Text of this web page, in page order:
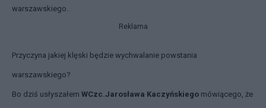
warszawskiego.
Reklama
Przyczyna jakiej klęski będzie wychwalanie powstania
warszawskiego?
Bo dziś usłyszałem WCzc.Jarosława Kaczyńskiego mówiącego, że